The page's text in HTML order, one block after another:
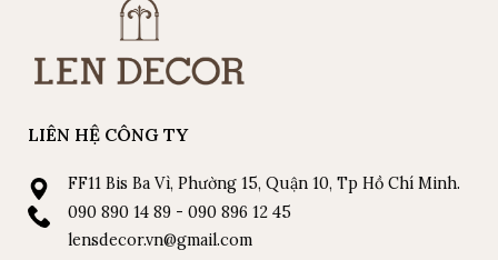
LIÊN HỆ CÔNG TY
FF11 Bis Ba Vì, Phường 15, Quận 10, Tp Hồ Chí Minh.
090 890 14 89 - 090 896 12 45
lensdecor.vn@gmail.com